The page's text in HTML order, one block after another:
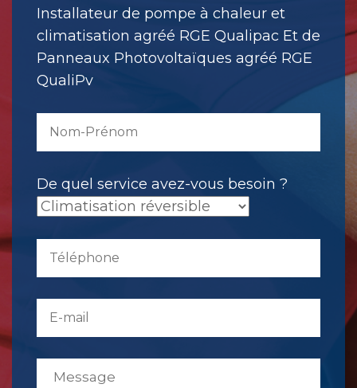
Il
a
été
envoyé.
Installateur de pompe à chaleur et
climatisation agréé RGE Qualipac Et de
Panneaux Photovoltaïques agréé RGE
QualiPv
De quel service avez-vous besoin ?